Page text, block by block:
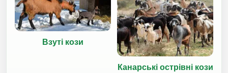
Взуті кози
Канарські острівні кози